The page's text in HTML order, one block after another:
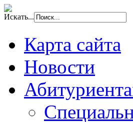
Искать...
Карта сайта
Новости